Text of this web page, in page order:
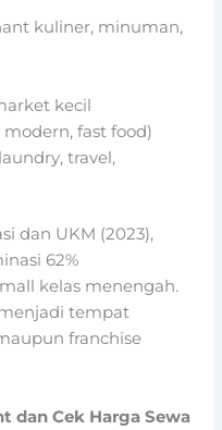
kuliner, minuman,
kecil
fast food)
travel,
dan UKM (2023),
62%
kelas menengah.
tempat
franchise
dan Cek Harga Sewa